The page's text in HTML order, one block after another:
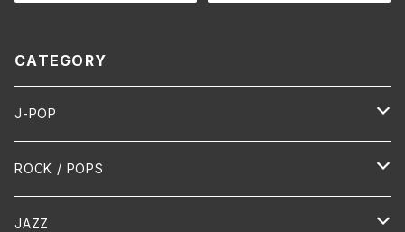
CATEGORY
J-POP
HR/HM
演歌 / 歌謡曲
ROCK / POPS
Oldies
JAZZ